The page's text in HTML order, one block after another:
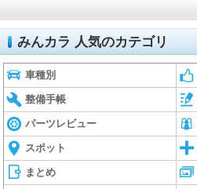
みんカラ 人気のカテゴリ
車種別
整備手帳
パーツレビュー
スポット
まとめ